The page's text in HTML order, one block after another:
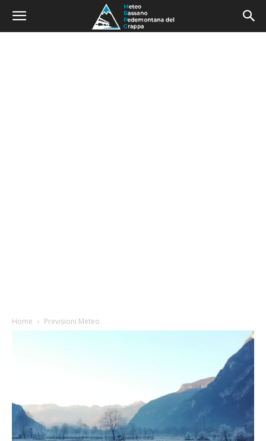
Home Previsioni Meteo